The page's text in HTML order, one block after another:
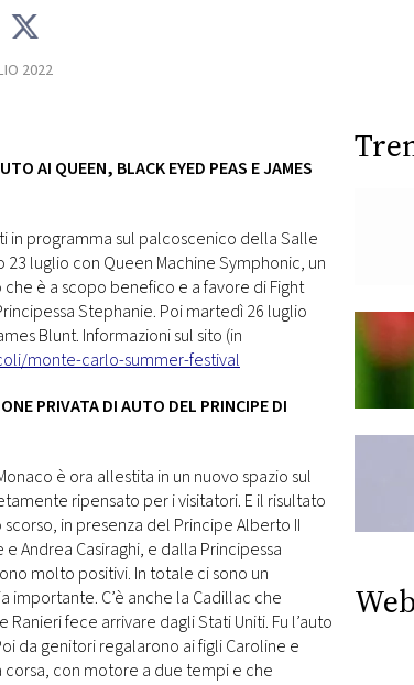
2022
AI QUEEN, BLACK EYED PEAS E JAMES
in programma sul palcoscenico della Salle
luglio con Queen Machine Symphonic, un
è a scopo benefico e a favore di Fight
Stephanie. Poi martedì 26 luglio
Blunt. Informazioni sul sito (in
monte-carlo-summer-festival
PRIVATA DI AUTO DEL PRINCIPE DI
è ora allestita in un nuovo spazio sul
ripensato per i visitatori. E il risultato
in presenza del Principe Alberto II
Andrea Casiraghi, e dalla Principessa
molto positivi. In totale ci sono un
C’è anche la Cadillac che
fece arrivare dagli Stati Uniti. Fu l’auto
da genitori regalarono ai figli Caroline e
con motore a due tempi e che